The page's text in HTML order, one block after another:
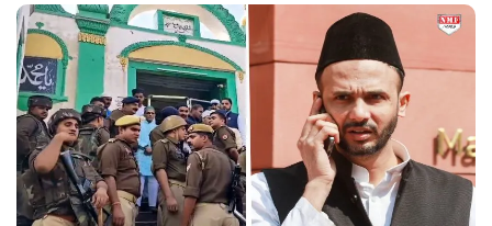
अहिल्या बाई होल्कर आदि की मूर्तियों पर छाजन, पार्क, बाउंड्रीवाल के
लिए हमने 407 करोड़ रुपये का प्रावधान किया है. यह बजट पास न हो,
इसके लिए समाजवादी पार्टी ने सदन की कार्यवाही को बाधित किया और
लगातार व्यवधान पैदा करने का प्रयास किया.